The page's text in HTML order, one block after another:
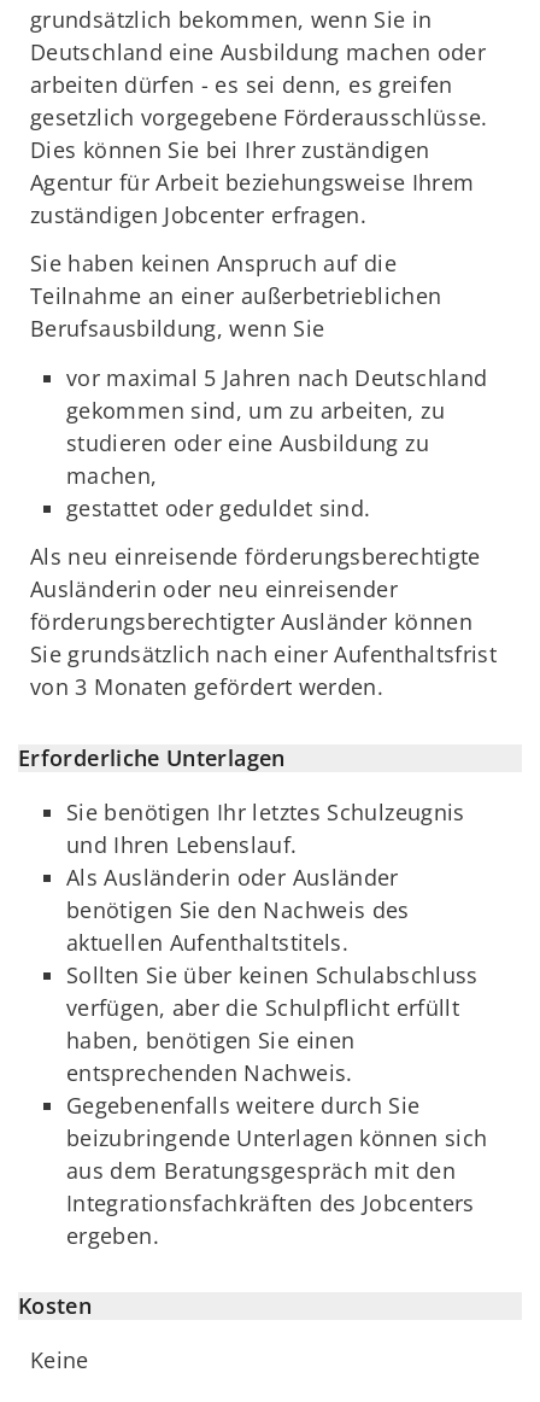
grundsätzlich bekommen, wenn Sie in
Deutschland eine Ausbildung machen oder
arbeiten dürfen - es sei denn, es greifen
gesetzlich vorgegebene Förderausschlüsse.
Dies können Sie bei Ihrer zuständigen
Agentur für Arbeit beziehungsweise Ihrem
zuständigen Jobcenter erfragen.
Sie haben keinen Anspruch auf die
Teilnahme an einer außerbetrieblichen
Berufsausbildung, wenn Sie
vor maximal 5 Jahren nach Deutschland
gekommen sind, um zu arbeiten, zu
studieren oder eine Ausbildung zu
machen,
gestattet oder geduldet sind.
Als neu einreisende förderungsberechtigte
Ausländerin oder neu einreisender
förderungsberechtigter Ausländer können
Sie grundsätzlich nach einer Aufenthaltsfrist
von 3 Monaten gefördert werden.
Erforderliche Unterlagen
Sie benötigen Ihr letztes Schulzeugnis
und Ihren Lebenslauf.
Als Ausländerin oder Ausländer
benötigen Sie den Nachweis des
aktuellen Aufenthaltstitels.
Sollten Sie über keinen Schulabschluss
verfügen, aber die Schulpflicht erfüllt
haben, benötigen Sie einen
entsprechenden Nachweis.
Gegebenenfalls weitere durch Sie
beizubringende Unterlagen können sich
aus dem Beratungsgespräch mit den
Integrationsfachkräften des Jobcenters
ergeben.
Kosten
Keine